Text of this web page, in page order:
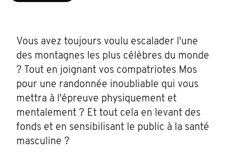
Vous avez toujours voulu escalader l'une
des montagnes les plus célèbres du monde
? Tout en joignant vos compatriotes Mos
pour une randonnée inoubliable qui vous
mettra à l'épreuve physiquement et
mentalement ? Et tout cela en levant des
fonds et en sensibilisant le public à la santé
masculine ?